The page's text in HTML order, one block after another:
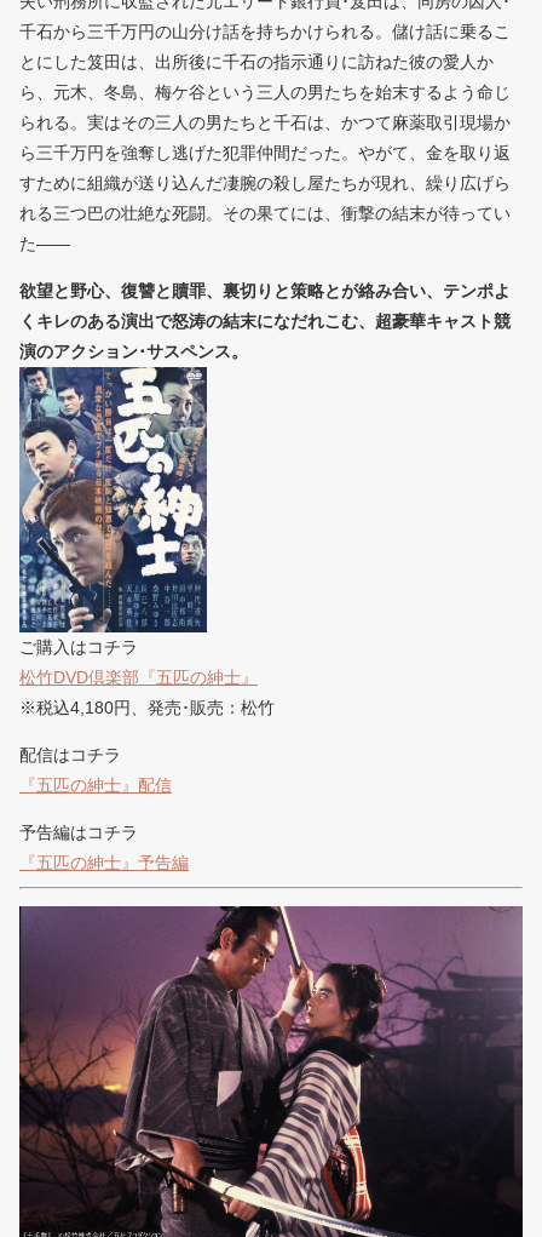
千石から三千万円の山分け話を持ちかけられる。儲け話に乗るこ
とにした笈田は、出所後に千石の指示通りに訪ねた彼の愛人か
ら、元木、冬島、梅ケ谷という三人の男たちを始末するよう命じ
られる。実はその三人の男たちと千石は、かつて麻薬取引現場か
ら三千万円を強奪し逃げた犯罪仲間だった。やがて、金を取り返
すために組織が送り込んだ凄腕の殺し屋たちが現れ、繰り広げら
れる三つ巴の壮絶な死闘。その果てには、衝撃の結末が待ってい
た――
欲望と野心、復讐と贖罪、裏切りと策略とが絡み合い、テンポよ
くキレのある演出で怒涛の結末になだれこむ、超豪華キャスト競
演のアクション･サスペンス。
ご購入はコチラ
松竹DVD倶楽部『五匹の紳士』
※税込4,180円、発売･販売：松竹
配信はコチラ
『五匹の紳士』配信
予告編はコチラ
『五匹の紳士』予告編